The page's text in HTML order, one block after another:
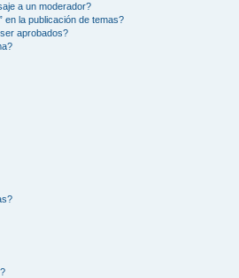
a un moderador?
en la publicación de temas?
aprobados?